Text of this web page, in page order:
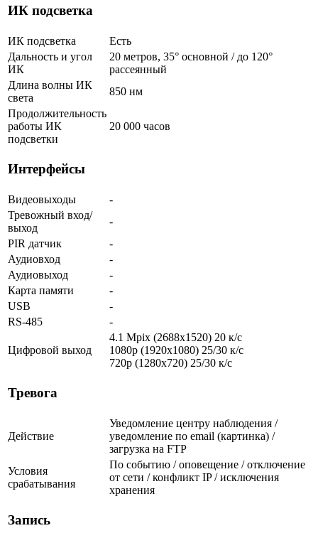
ИК подсветка
ИК подсветка
Есть
Дальность и угол
ИК
20 метров, 35° основной / до 120°
рассеянный
Длина волны ИК
света
850 нм
Продолжительность
работы ИК
подсветки
20 000 часов
Интерфейсы
Видеовыходы
-
Тревожный вход/
выход
-
PIR датчик
-
Аудиовход
-
Аудиовыход
-
Карта памяти
-
USB
-
RS-485
-
Цифровой выход
4.1 Mpix (2688x1520) 20 к/с
1080p (1920x1080) 25/30 к/с
720p (1280х720) 25/30 к/с
Тревога
Действие
Уведомление центру наблюдения /
уведомление по email (картинка) /
загрузка на FTP
Условия
срабатывания
По событию / оповещение / отключение
от сети / конфликт IP / исключения
хранения
Запись